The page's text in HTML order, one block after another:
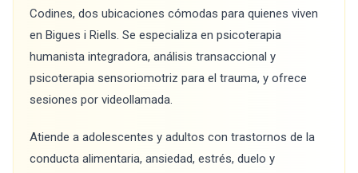
Codines, dos ubicaciones cómodas para quienes viven
en Bigues i Riells. Se especializa en psicoterapia
humanista integradora, análisis transaccional y
psicoterapia sensoriomotriz para el trauma, y ofrece
sesiones por videollamada.
Atiende a adolescentes y adultos con trastornos de la
conducta alimentaria, ansiedad, estrés, duelo y